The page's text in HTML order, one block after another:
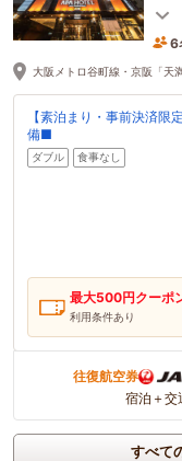
壺
6
大阪メトロ谷町線・京阪「天
【素泊まり・事前決済
備■
ダブル 食事なし
最大500円クーポ
利用条件あり
往復航空券
宿泊＋交
すべて